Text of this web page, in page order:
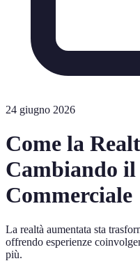
24 giugno 2026
Come la
Cambiando il
Commerciale
La realtà aumentata sta
offrendo esperienze
più.